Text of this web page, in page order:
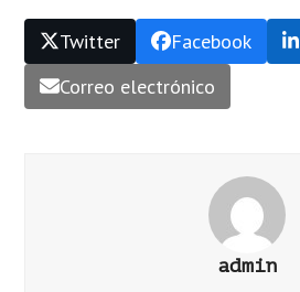
Twitter Facebook
Correo electrónico
admin